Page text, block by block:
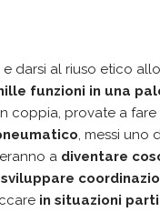
darsi al riuso etico
funzioni in una
coppia, provate a fare
, messi uno
a diventare
sviluppare
in situazioni